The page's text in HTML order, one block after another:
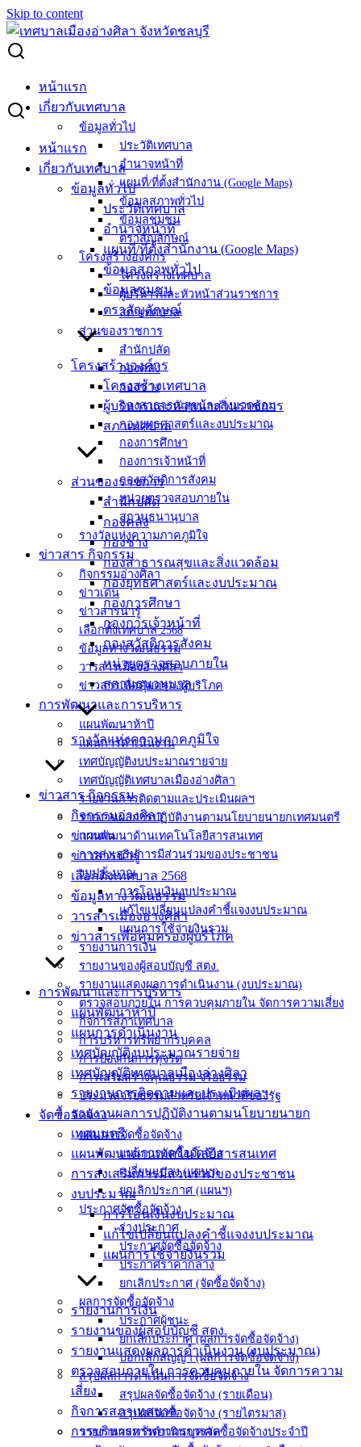
Skip to content
หน้าแรก
เกี่ยวกับเทศบาล
ข้อมูลทั่วไป
ประวัติเทศบาล
อำนาจหน้าที่
แผนที่/ที่ตั้งสำนักงาน (Google Maps)
ข้อมูลสภาพทั่วไป
ข้อมูลชุมชน
ตราสัญลักษณ์
โครงสร้างองค์กร
โครงสร้างเทศบาล
ผู้บริหารและหัวหน้าส่วนราชการ
สภาเทศบาล
ส่วนของราชการ
สำนักปลัด
กองคลัง
กองช่าง
กองสาธารณสุขและสิ่งแวดล้อม
กองยุทธศาสตร์และงบประมาณ
กองการศึกษา
กองการเจ้าหน้าที่
กองสวัสดิการสังคม
หน่วยตรวจสอบภายใน
สถานธนานุบาล
รางวัลแห่งความภาคภูมิใจ
ข่าวสาร กิจกรรม
กิจกรรมอ่างศิลา
ข่าวเด่น
ข่าวสารน่ารู้
เลือกตั้งเทศบาล 2568
ข้อมูลทางวัฒนธรรม
วารสารเมืองอ่างศิลา
ข่าวสารเพื่อคุ้มครองผู้บริโภค
การพัฒนาและการบริหาร
แผนพัฒนาห้าปี
แผนการดำเนินงาน
เทศบัญญัติงบประมาณรายจ่าย
เทศบัญญัติเทศบาลเมืองอ่างศิลา
รายงานการติดตามและประเมินผลฯ
รายงานผลการปฏิบัติงานตามนโยบายนายกเทศมนตรี
แผนพัฒนาด้านเทคโนโลยีสารสนเทศ
การส่งเสริมการมีส่วนร่วมของประชาชน
งบประมาณ
การโอนเงินงบประมาณ
แก้ไขเปลี่ยนแปลงคำชี้แจงงบประมาณ
แผนการใช้จ่ายงินรวม
รายงานการเงิน
รายงานของผู้สอบบัญชี สตง.
รายงานแสดงผลการดำเนินงาน (งบประมาณ)
ตรวจสอบภายใน การควบคุมภายใน จัดการความเสี่ยง
กิจการสภาเทศบาล
การบริหารทรัพยากรบุคคล
การป้องกันการทุจริต
การเสริมสร้างคุณธรรม จริยธรรม
ประมวลจริยธรรมสำหรับเจ้าหน้าที่ของรัฐ
จัดซื้อจัดจ้าง
แผนการจัดซื้อจัดจ้าง
แผนการจัดซื้อจัดจ้าง
เปลี่ยนแปลง (แผนฯ)
ยกเลิกประกาศ (แผนฯ)
ประกาศจัดซื้อจัดจ้าง
ร่างประกาศ
ประกาศจัดซื้อจัดจ้าง
ประกาศราคากลาง
ยกเลิกประกาศ (จัดซื้อจัดจ้าง)
ผลการจัดซื้อจัดจ้าง
ประกาศผู้ชนะ
ยกเลิกประกาศ (ผลการจัดซื้อจัดจ้าง)
บอกเลิกสัญญา (ผลการจัดซื้อจัดจ้าง)
สรุปผลการดำเนินการจัดซื้อจัดจ้าง
สรุปผลจัดซื้อจัดจ้าง (รายเดือน)
สรุปผลจัดซื้อจัดจ้าง (รายไตรมาส)
รายงานผลการดำเนินการจัดซื้อจัดจ้างประจำปี
หน้าแรก
เกี่ยวกับเทศบาล
ข้อมูลทั่วไป
ประวัติเทศบาล
อำนาจหน้าที่
แผนที่/ที่ตั้งสำนักงาน (Google Maps)
ข้อมูลสภาพทั่วไป
ข้อมูลชุมชน
ตราสัญลักษณ์
โครงสร้างองค์กร
โครงสร้างเทศบาล
ผู้บริหารและหัวหน้าส่วนราชการ
สภาเทศบาล
ส่วนของราชการ
สำนักปลัด
กองคลัง
กองช่าง
กองสาธารณสุขและสิ่งแวดล้อม
กองยุทธศาสตร์และงบประมาณ
กองการศึกษา
กองการเจ้าหน้าที่
กองสวัสดิการสังคม
หน่วยตรวจสอบภายใน
สถานธนานุบาล
รางวัลแห่งความภาคภูมิใจ
ข่าวสาร กิจกรรม
กิจกรรมอ่างศิลา
ข่าวเด่น
ข่าวสารน่ารู้
เลือกตั้งเทศบาล 2568
ข้อมูลทางวัฒนธรรม
วารสารเมืองอ่างศิลา
ข่าวสารเพื่อคุ้มครองผู้บริโภค
การพัฒนาและการบริหาร
แผนพัฒนาห้าปี
แผนการดำเนินงาน
เทศบัญญัติงบประมาณรายจ่าย
เทศบัญญัติเทศบาลเมืองอ่างศิลา
รายงานการติดตามและประเมินผลฯ
รายงานผลการปฏิบัติงานตามนโยบายนายก
เทศมนตรี
แผนพัฒนาด้านเทคโนโลยีสารสนเทศ
การส่งเสริมการมีส่วนร่วมของประชาชน
งบประมาณ
การโอนเงินงบประมาณ
แก้ไขเปลี่ยนแปลงคำชี้แจงงบประมาณ
แผนการใช้จ่ายงินรวม
รายงานการเงิน
รายงานของผู้สอบบัญชี สตง.
รายงานแสดงผลการดำเนินงาน (งบประมาณ)
ตรวจสอบภายใน การควบคุมภายใน จัดการความ
เสี่ยง
กิจการสภาเทศบาล
การบริหารทรัพยากรบุคคล
Search for:
แผนการจัดซื้อจัดจ้าง ปีงบประมาณ พ.ศ. 2568 (เพิ่มเติม) (รถ
บรรทุก ดีเซล)
แผนการจัดซื้อจัดจ้าง ปีงบประมาณ พ.ศ.
2568 (เพิ่มเติม) (รถบรรทุก ดีเซล)
มีนาคม 10, 2025มีนาคม 12, 2025
แผนการจัดซื้อจัดจ้าง
เผยแพร่แผนการจัดซื้อ2567-เพิ่มเติม-รถบรรทุก-ดีเซล
เทศบาล
เมืองอ่าง
เทศบาลเมือง
อ.เมือง จ.ชลบุรี
20000
038-
142-100-104
บริการ
ประชาชน
ดาวน์โหลด
แบบ
เอกสาร
คู่มือ
สำหรับ
ประชาชน/
คู่มือการ
ปฏิบัติ
งาน
ข่าวสาร
น่ารู้
ศุนย์
ข่าวสาร
อิเล็กทรอนิกส์
องค์
ความรู้
(Knowledge
Management)
ติดต่อ
เทศบาล
สายตรง
ผู้บริหาร
และ
หัวหน้า
ส่วน
ราชการ
เทศบาล
สงวนลิขสิทธิ์ © 2563 เทศบาลเมืองอ่างศิลา จังหวัดชลบุรี |